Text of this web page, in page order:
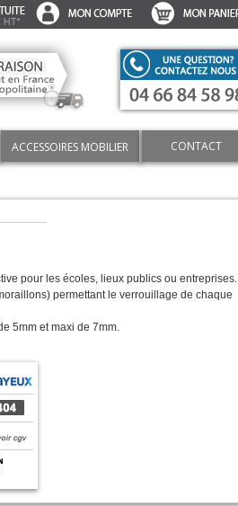
ACCESSOIRES MOBILIER CONTACT
pour les écoles, lieux publics ou entreprises.
permettant le verrouillage de chaque
5mm et maxi de 7mm.